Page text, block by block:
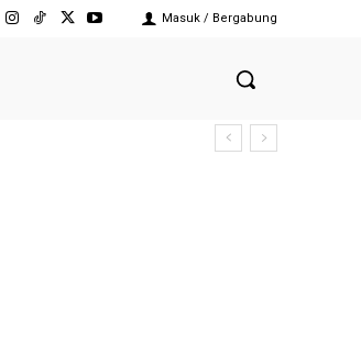
Masuk / Bergabung